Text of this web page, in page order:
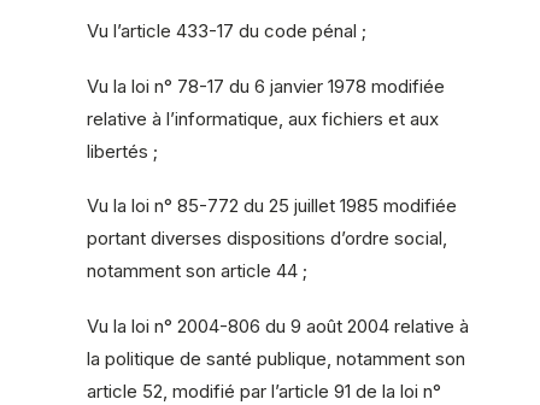
Vu l’article 433-17 du code pénal ;
Vu la loi n° 78-17 du 6 janvier 1978 modifiée
relative à l’informatique, aux fichiers et aux
libertés ;
Vu la loi n° 85-772 du 25 juillet 1985 modifiée
portant diverses dispositions d’ordre social,
notamment son article 44 ;
Vu la loi n° 2004-806 du 9 août 2004 relative à
la politique de santé publique, notamment son
article 52, modifié par l’article 91 de la loi n°